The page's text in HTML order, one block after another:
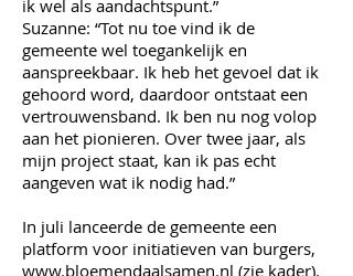
ik wel als aandachtspunt.”
Suzanne: “Tot nu toe vind ik de
gemeente wel toegankelijk en
aanspreekbaar. Ik heb het gevoel dat ik
gehoord word, daardoor ontstaat een
vertrouwensband. Ik ben nu nog volop
aan het pionieren. Over twee jaar, als
mijn project staat, kan ik pas echt
aangeven wat ik nodig had.”
In juli lanceerde de gemeente een
platform voor initiatieven van burgers,
www.bloemendaalsamen.nl (zie kader).